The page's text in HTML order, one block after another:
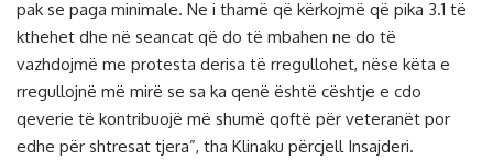
pak se paga minimale. Ne i thamë që kërkojmë që pika 3.1 të
kthehet dhe në seancat që do të mbahen ne do të
vazhdojmë me protesta derisa të rregullohet, nëse këta e
rregullojnë më mirë se sa ka qenë është cështje e cdo
qeverie të kontribuojë më shumë qoftë për veteranët por
edhe për shtresat tjera”, tha Klinaku përcjell Insajderi.